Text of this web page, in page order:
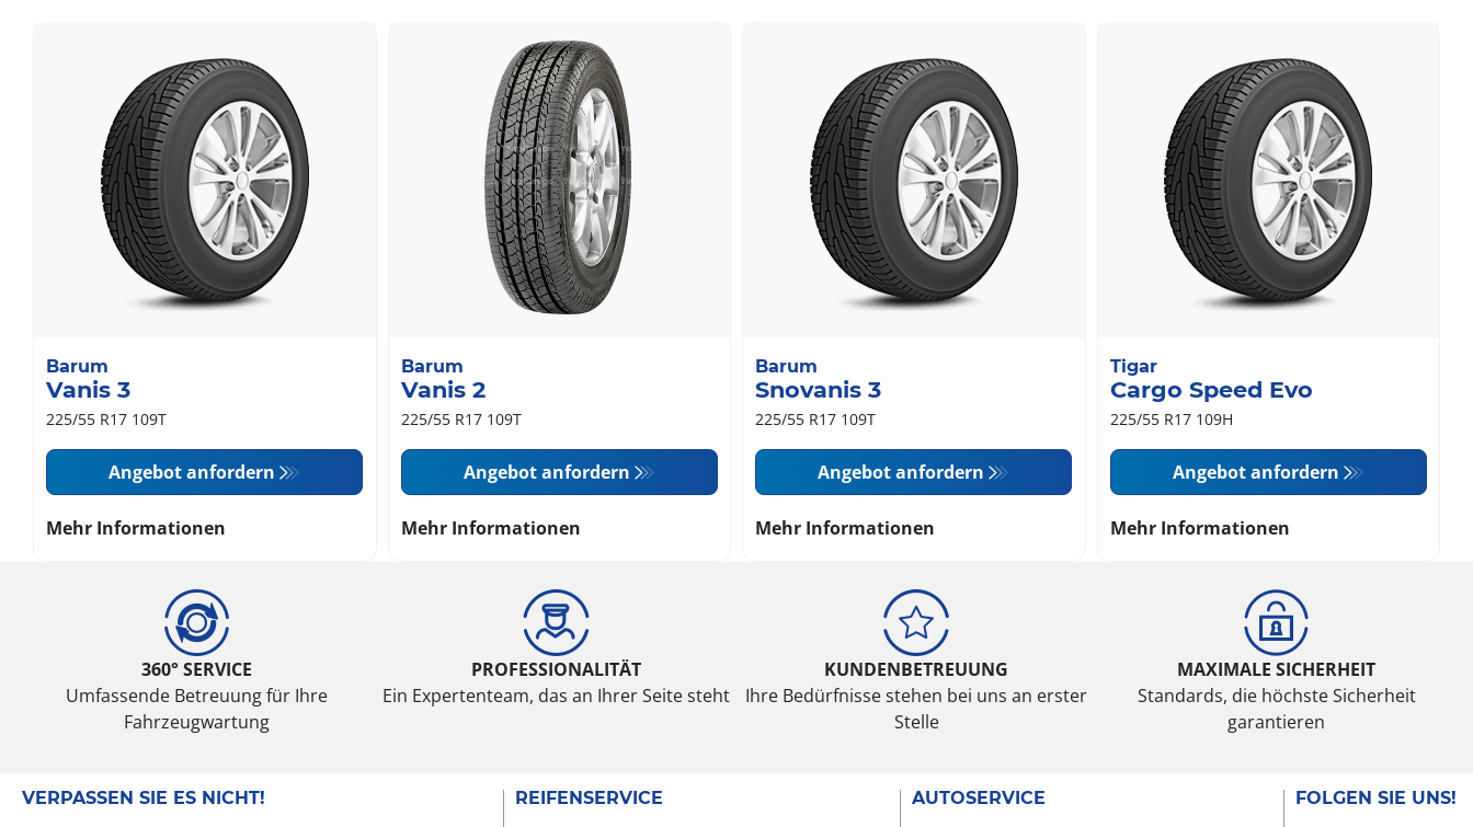
Barum
Vanis 3
225/55 R17 109T
Angebot anfordern
Mehr Informationen
Barum
Vanis 2
225/55 R17 109T
Angebot anfordern
Mehr Informationen
Barum
Snovanis 3
225/55 R17 109T
Angebot anfordern
Mehr Informationen
Tigar
Cargo Speed Evo
225/55 R17 109H
Angebot anfordern
Mehr Informationen
360° SERVICE
Umfassende Betreuung für Ihre
Fahrzeugwartung
PROFESSIONALITÄT
Ein Expertenteam, das an Ihrer Seite steht
KUNDENBETREUUNG
Ihre Bedürfnisse stehen bei uns an erster
Stelle
MAXIMALE SICHERHEIT
Standards, die höchste Sicherheit
garantieren
VERPASSEN SIE ES NICHT!
REIFENSERVICE
AUTOSERVICE
FOLGEN SIE UNS!